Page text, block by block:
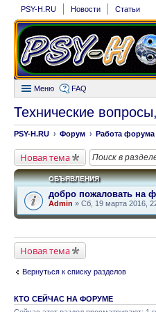
PSY-H.RU Новости Статьи
Меню FAQ
Технические
PSY-H.RU Форум Работа форума
Новая тема
ОБЪЯВЛЕНИЯ
добро пожаловать на
Admin » Сб, 19 марта 2016,
Новая тема
Вернуться к списку разделов
КТО СЕЙЧАС НА ФОРУМЕ